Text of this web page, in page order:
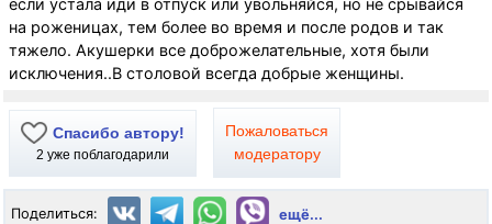
если устала иди в отпуск или увольняйся, но не срывайся
на роженицах, тем более во время и после родов и так
тяжело. Акушерки все доброжелательные, хотя были
исключения..В столовой всегда добрые женщины.
Спасибо автору!
2 уже поблагодарили
Пожаловаться
модератору
Поделиться: ещё...